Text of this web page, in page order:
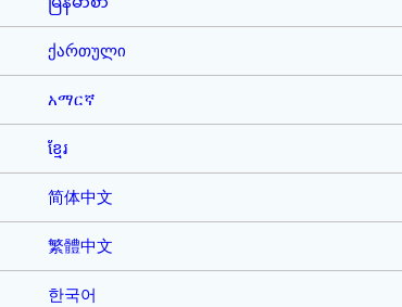
ქართული
አማርኛ
ខ្មែរ
简体中文
繁體中文
한국어